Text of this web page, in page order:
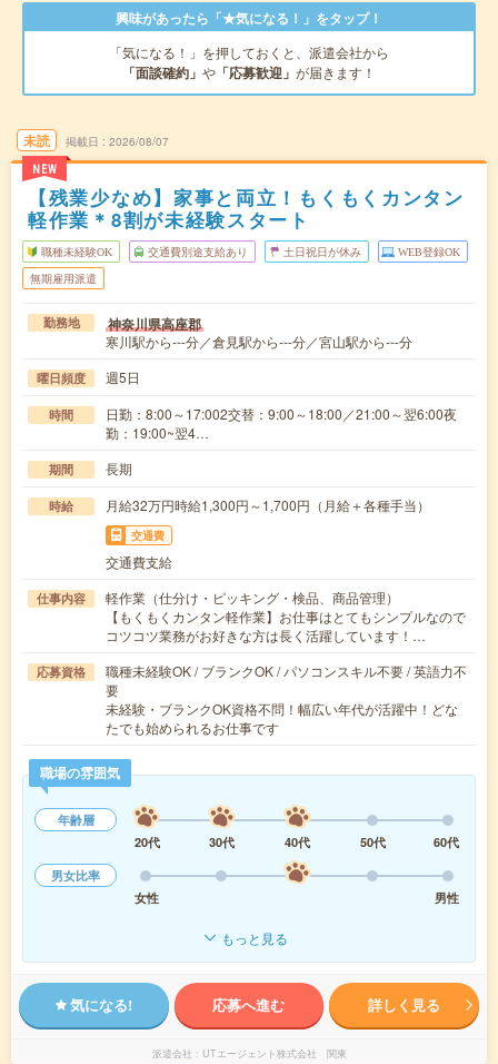
興味があったら「★気になる！」をタップ！
「気になる！」を押しておくと、派遣会社から
「面談確約」 や 「応募歓迎」 が届きます！
未読
NEW
掲載日 2026/08/07
【残業少なめ】家事と両立！もくもくカンタン
軽作業＊8割が未経験スタート
職種未経験OK 交通費別途支給あり 土日祝日が休み WEB登録OK
無期雇用派遣
勤務地 神奈川県高座郡
寒川駅から---分／倉見駅から---分／宮山駅から---分
曜日頻度 週5日
時間
日勤：8:00～17:002交替：9:00～18:00／21:00～翌6:00夜
勤：19:00~翌4…
期間 長期
時給 月給32万円時給1,300円～1,700円（月給＋各種手当）
交通費
交通費支給
仕事内容
軽作業（仕分け・ピッキング・検品、商品管理）
【もくもくカンタン軽作業】お仕事はとてもシンプルなので
コツコツ業務がお好きな方は長く活躍しています！…
応募資格
職種未経験OK / ブランクOK / パソコンスキル不要 / 英語力不
要
未経験・ブランクOK資格不問！幅広い年代が活躍中！どな
たでも始められるお仕事です
職場の雰囲気
年齢層
20代
30代 40代 50代
60代
男女比率
女性
男性
もっと見る
気になる! 応募へ進む 詳しく見る
派遣会社 UTエージェント株式会社 関東